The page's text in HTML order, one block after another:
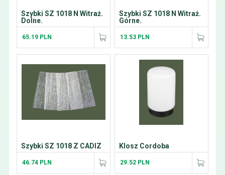
Szybki SZ 1018 N Witraż.
Dolne.
65.19 PLN
Szybki SZ 1018 N Witraż.
Górne.
13.53 PLN
Szybki SZ 1018 Z CADIZ
46.74 PLN
Klosz Cordoba
29.52 PLN